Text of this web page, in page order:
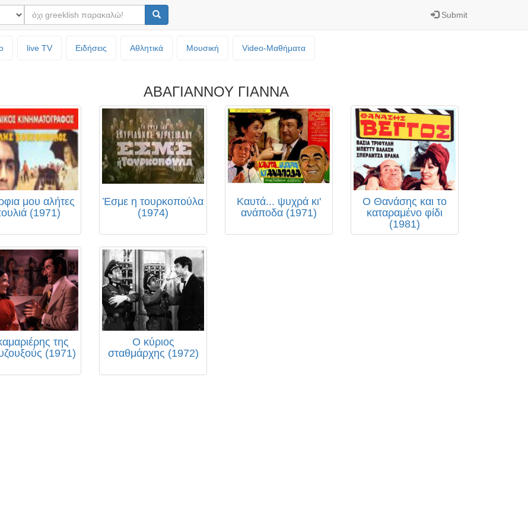
Submit
live TV Ειδήσεις Αθλητικά Μουσική Video-Mαθήματα
ΑΒΑΓΙΑΝΝΟΥ ΓΙΑΝΝΑ
μου αλήτες
(1971)
Έσμε η τουρκοπούλα
(1974)
Καυτά... ψυχρά κι'
ανάποδα (1971)
Ο Θανάσης και το
καταραμένο φίδι
(1981)
της
(1971)
Ο κύριος
σταθμάρχης (1972)